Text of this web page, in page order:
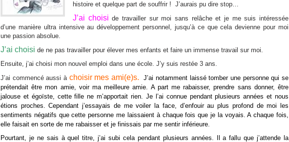
histoire et quelque part de souffrir ! J’aurais pu dire stop…
J’ai choisi de travailler sur moi sans relâche et je me suis intéressée
d’une manière ultra intensive au développement personnel, jusqu’à ce que cela devienne pour moi
une passion absolue.
J’ai choisi de ne pas travailler pour élever mes enfants et faire un immense travail sur moi.
Ensuite, j’ai choisi mon nouvel emploi dans une école. J’y suis restée 3 ans.
J’ai commencé aussi à choisir mes ami(e)s.
J’ai notamment laissé tomber une personne qui se
prétendait être mon amie, voir ma meilleure amie. A part me rabaisser, prendre sans donner, être
jalouse et égoïste, cette fille ne m’apportait rien. Je l’ai connue pendant plusieurs années et nous
étions proches. Cependant j’essayais de me voiler la face, d’enfouir au plus profond de moi les
sentiments négatifs que cette personne me laissaient à chaque fois que je la voyais. A chaque fois,
elle faisait en sorte de me rabaisser et je finissais par me sentir inférieure.
Pourtant, je ne sais à quel titre, j’ai subi cela pendant plusieurs années. Il a fallu que j’attende la